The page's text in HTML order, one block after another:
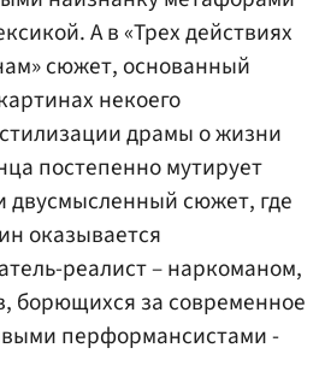
А в «Трех действиях
сюжет, основанный
некоего
драмы о жизни
постепенно мутирует
двусмысленный сюжет, где
оказывается
реалист – наркоманом,
борющихся за современное
перформансистами -